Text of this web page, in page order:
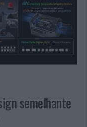
semelhante